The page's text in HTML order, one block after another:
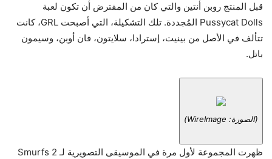
قبل المنتج روبن أنتين والتي كان من المفترض أن تكون لعبة
Pussycat Dolls المُجددة. تلك التشكيلة، التي أصبحت GRL، كانت
تتألف في الأصل من بينيت، إسترادا، سلايتون، فان أوبن، وسيمون
باتل.
(الصورة: WireImage)
ظهرت المجموعة لأول مرة في الموسيقى التصويرية لـ Smurfs 2